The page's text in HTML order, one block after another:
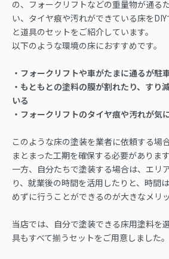
の、フォークリフトなどの重量物が通る
い、タイヤ痕や汚れができている床を
と道具のセットをご紹介しています。
以下のような環境の床におすすめです。
・フォークリフトや車がたまに通るが駐
・もともとの塗料の膜が割れたり、すり
いる
・フォークリフトのタイヤ痕や汚れが気
このような床の塗装を業者に依頼する場
まとまった工期を確保する必要があります
一方、自分たちで塗装する場合は、エリ
り、就業後の時間を活用したりと、時間
めずに行うことができるのが大きなメリッ
当店では、自分で塗装できる床用塗料を
具もすべて揃うセットをご用意しました。